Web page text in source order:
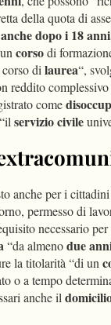
della quota di
anche dopo i 18
corsodi
dilaurea“,
reddito
come
servizio civile
anche per i
permesso di
necessario per
“da almenodue
la titolarità “di un
o a tempo
anche il